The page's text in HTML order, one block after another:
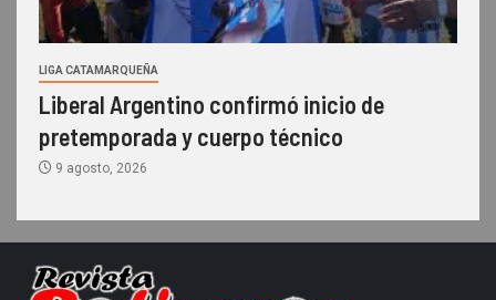
LIGA CATAMARQUEÑA
Liberal Argentino confirmó inicio de
pretemporada y cuerpo técnico
9 agosto, 2026